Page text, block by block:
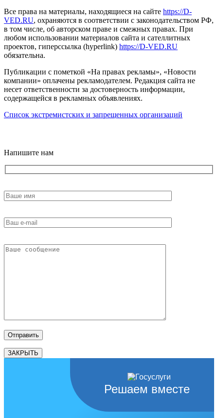
Все права на материалы, находящиеся на сайте https://D-
VED.RU, охраняются в соответствии с законодательством РФ,
в том числе, об авторском праве и смежных правах. При
любом использовании материалов сайта и сателлитных
проектов, гиперссылка (hyperlink) https://D-VED.RU
обязательна.
Публикации с пометкой «На правах рекламы», «Новости
компании» оплачены рекламодателем. Редакция сайта не
несет ответственности за достоверность информации,
содержащейся в рекламных объявлениях.
Список экстремистских и запрещенных организаций
Напишите нам
ЗАКРЫТЬ
Решаем вместе